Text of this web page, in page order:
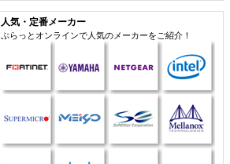
人気・定番メーカー
ぷらっとオンラインで人気のメーカーをご紹介！